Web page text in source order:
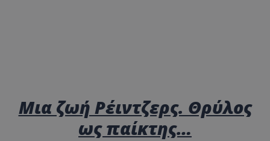
Μια ζωή Ρέιντζερς. Θρύλος
ως παίκτης…